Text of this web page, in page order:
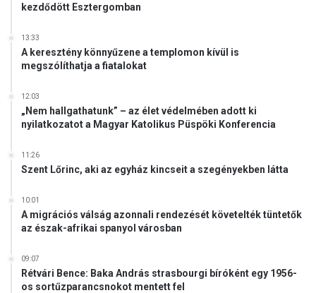
k
kezdődött Esztergomban
13:33
A keresztény könnyűzene a templomon kívül is
megszólíthatja a fiatalokat
12:03
„Nem hallgathatunk” – az élet védelmében adott ki
nyilatkozatot a Magyar Katolikus Püspöki Konferencia
11:26
Szent Lőrinc, aki az egyház kincseit a szegényekben látta
10:01
A migrációs válság azonnali rendezését követelték tüntetők
az észak-afrikai spanyol városban
09:07
Rétvári Bence: Baka András strasbourgi bíróként egy 1956-
os sortűzparancsnokot mentett fel